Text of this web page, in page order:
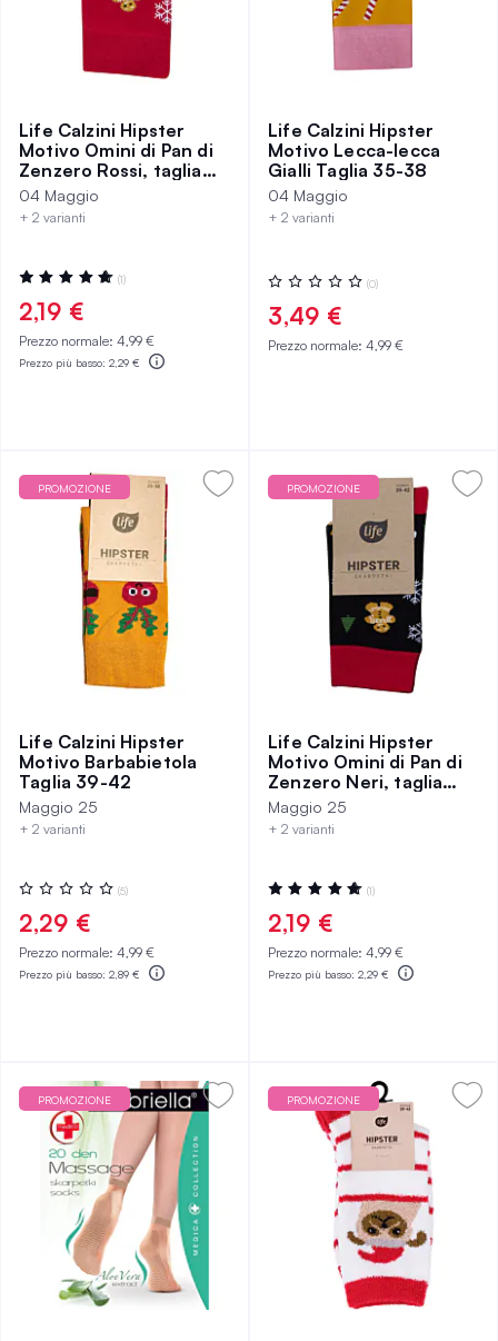
Life Calzini Hipster
Motivo Omini di Pan di
Zenzero Rossi, taglia
35-38
04 Maggio
+ 2 varianti
Valutazione:
100%
(1)
2,19 €
Prezzo normale: 4,99 €
Prezzo più basso: 2,29 €
Life Calzini Hipster
Motivo Lecca-lecca
Gialli Taglia 35-38
04 Maggio
+ 2 varianti
Valutazione:
0%
(0)
3,49 €
Prezzo normale: 4,99 €
PROMOZIONE
Life Calzini Hipster
Motivo Barbabietola
Taglia 39-42
Maggio 25
+ 2 varianti
Valutazione:
0%
(5)
2,29 €
Prezzo normale: 4,99 €
Prezzo più basso: 2,89 €
PROMOZIONE
Life Calzini Hipster
Motivo Omini di Pan di
Zenzero Neri, taglia
39-42
Maggio 25
+ 2 varianti
Valutazione:
100%
(1)
2,19 €
Prezzo normale: 4,99 €
Prezzo più basso: 2,29 €
PROMOZIONE PROMOZIONE